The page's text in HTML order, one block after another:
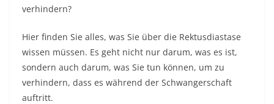
verhindern?
Hier finden Sie alles, was Sie über die Rektusdiastase
wissen müssen. Es geht nicht nur darum, was es ist,
sondern auch darum, was Sie tun können, um zu
verhindern, dass es während der Schwangerschaft
auftritt.